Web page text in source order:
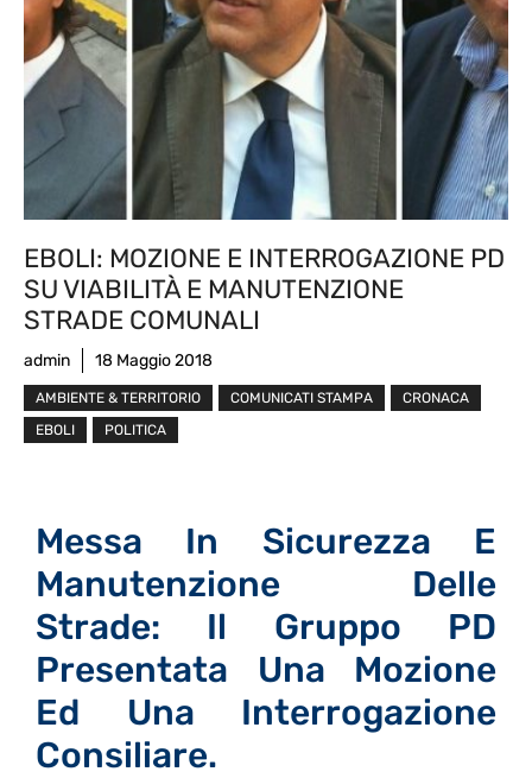
EBOLI: MOZIONE E INTERROGAZIONE PD
SU VIABILITÀ E MANUTENZIONE
STRADE COMUNALI
admin 18 Maggio 2018
AMBIENTE & TERRITORIO COMUNICATI STAMPA
CRONACA
EBOLI
POLITICA
Messa In Sicurezza E
Manutenzione Delle
Strade: Il Gruppo PD
Presentata Una Mozione
Ed Una Interrogazione
Consiliare.